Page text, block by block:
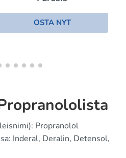
Propranolol
Inderal, Deralin, Detensol,